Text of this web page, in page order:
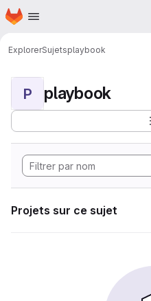
Passer au contenu principal
Page d'accueil
ExplorerSujetsplaybook
P playbook
Projets sur ce sujet